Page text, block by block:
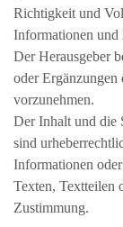
Richtigkeit und
Informationen und
Der Herausgeber
oder Ergänzungen
vorzunehmen.
Der Inhalt und die
sind
Informationen
Texten, Textteilen
Zustimmung.